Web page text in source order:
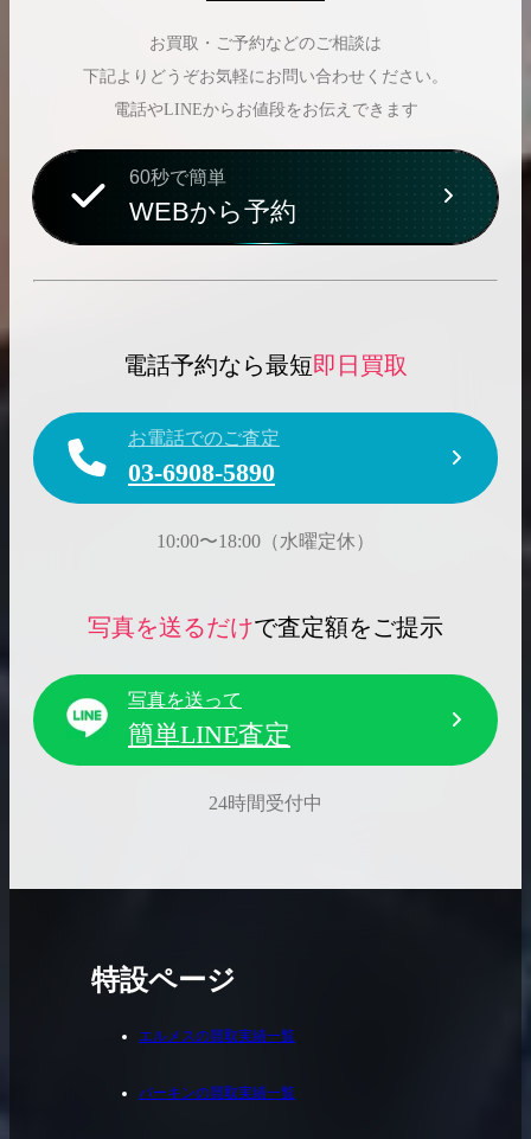
お買取・ご予約などのご相談は
下記よりどうぞお気軽にお問い合わせください。
電話やLINEからお値段をお伝えできます
60秒で簡単
WEBから予約
電話予約なら最短即日買取
お電話でのご査定
03-6908-5890
10:00〜18:00（水曜定休）
写真を送るだけで査定額をご提示
写真を送って
簡単LINE査定
24時間受付中
特設ページ
エルメスの買取実績一覧
バーキンの買取実績一覧